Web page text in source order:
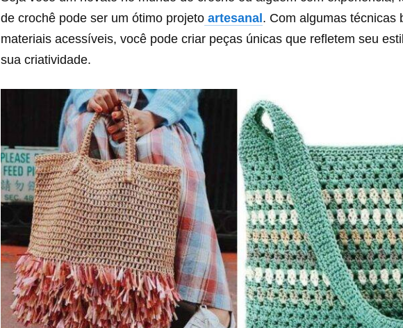
de crochê pode ser um ótimo projeto artesanal. Com algumas técnicas
materiais acessíveis, você pode criar peças únicas que refletem seu
sua criatividade.